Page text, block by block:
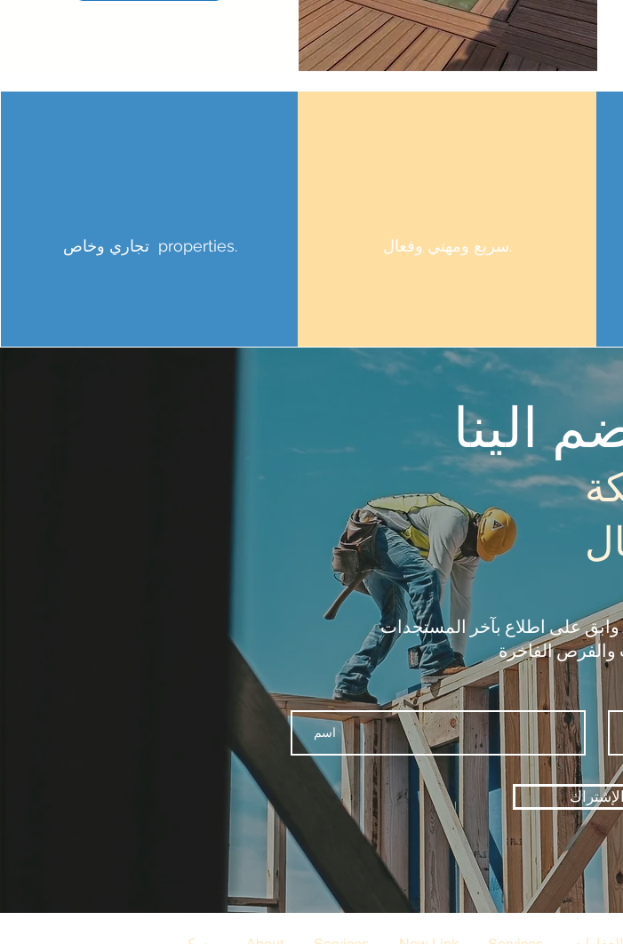
تجاري وخاص properties. سريع ومهني وفعال.
الينا
وابق على اطلاع بآخر المستجدات
الإشتراك